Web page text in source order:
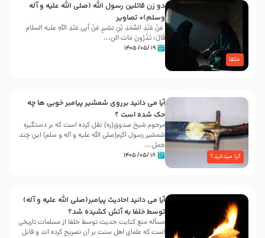
خلفا
دو زن قاتلين رسول الله (صلى‌ الله‌ علیه‌ و آله‌
وسلم)+ تصاویر
عَنْ عَبْدِ الصَّمَدِ بْنِ بَشِیرٍ عَنْ أَبِی عَبْدِ اللَّهِ علیه السلام
قَالَ: تَدْرُونَ مَاتَ الن...
۱۹ /۰۵/ ۱۴۰۵
آیا میدانید؟
آیا می دانید برروی شمشیر پیامبر خوبی ها چه
حک شده است ؟
مرحوم شیخ صدوق(ره) نقل کرده است که بر دستگیره
شمشیر رسول اکرم(صلی الله علیه و آله و سلم) این چند
جمل...
۱۸ /۰۵/ ۱۴۰۵
آیا می دانید احادیث پیامبر(صلی الله علیه و آله)
توسط خلفا به آتش کشیده شد؟
مسأله منع کتابت حدیث توسط خلفا از مسلمات تاریخی
است که علمای اهل سنت بر آن تصریح کرده اند و قابل